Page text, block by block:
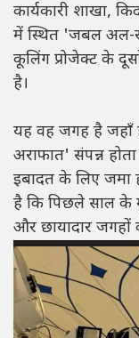
कार्यकारी शाखा,
में स्थित 'जबल अल-
कूलिंग प्रोजेक्ट के
है।
यह वह जगह है जहाँ
अराफात' संपन्न
इबादत के लिए जमा
है कि पिछले साल के
और छायादार जगहों